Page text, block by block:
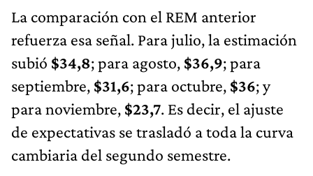
La comparación con el REM anterior
refuerza esa señal. Para julio, la estimación
subió $34,8; para agosto, $36,9; para
septiembre, $31,6; para octubre, $36; y
para noviembre, $23,7. Es decir, el ajuste
de expectativas se trasladó a toda la curva
cambiaria del segundo semestre.